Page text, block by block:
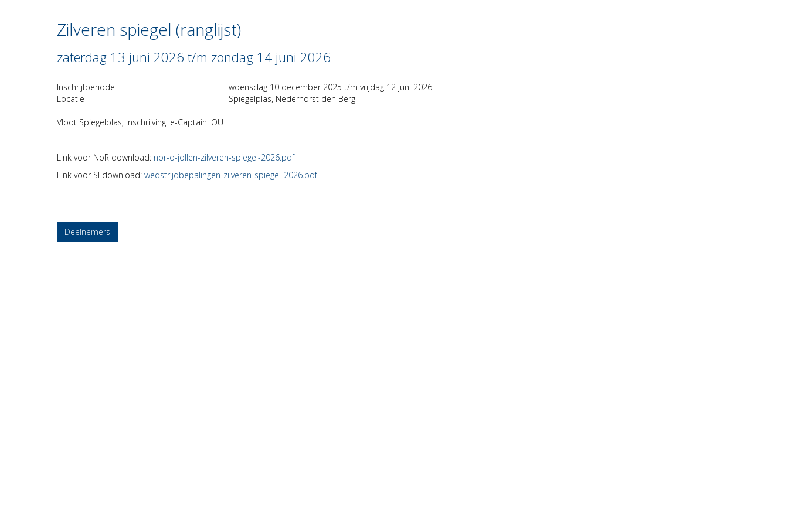
Zilveren spiegel (ranglijst)
zaterdag 13 juni 2026 t/m zondag 14 juni 2026
Inschrijfperiode
woensdag 10 december 2025 t/m vrijdag 12 juni 2026
Locatie
Spiegelplas, Nederhorst den Berg
Vloot Spiegelplas; Inschrijving: e-Captain IOU
Link voor NoR download: nor-o-jollen-zilveren-spiegel-2026.pdf
Link voor SI download: wedstrijdbepalingen-zilveren-spiegel-2026.pdf
Deelnemers